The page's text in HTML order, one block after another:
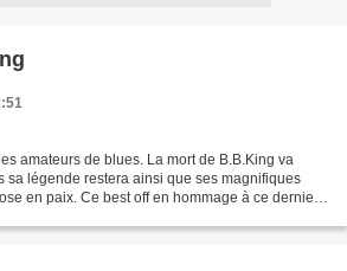
amateurs de blues. La mort de B.B.King va
sa légende restera ainsi que ses magnifiques
en paix. Ce best off en hommage à ce dernier